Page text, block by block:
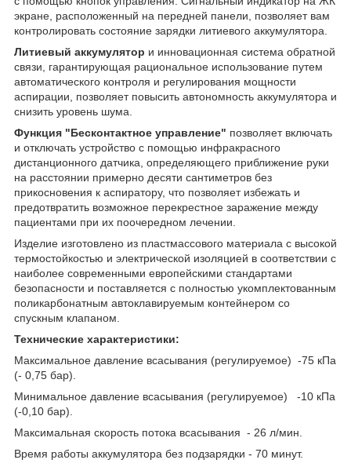
экране, расположенный на передней панели, позволяет вам
контролировать состояние зарядки литиевого аккумулятора.
Литиевый аккумулятор и инновационная система обратной
связи, гарантирующая рациональное использование путем
автоматического контроля и регулирования мощности
аспирации, позволяет повысить автономность аккумулятора и
снизить уровень шума.
Функция "Бесконтактное управление" позволяет включать
и отключать устройство с помощью инфракрасного
дистанционного датчика, определяющего приближение руки
на расстоянии примерно десяти сантиметров без
прикосновения к аспиратору, что позволяет избежать и
предотвратить возможное перекрестное заражение между
пациентами при их поочередном лечении.
Изделие изготовлено из пластмассового материала с высокой
термостойкостью и электрической изоляцией в соответствии с
наиболее современными европейскими стандартами
безопасности и поставляется с полностью укомплектованным
поликарбонатным автоклавируемым контейнером со
спускным клапаном.
Технические характеристики:
Максимальное давление всасывания (регулируемое) -75 кПа
(- 0,75 бар).
Минимальное давление всасывания (регулируемое) -10 кПа
(-0,10 бар).
Максимальная скорость потока всасывания - 26 л/мин.
Время работы аккумулятора без подзарядки - 70 минут.